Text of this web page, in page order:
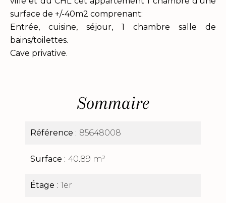
surface de +/-40m2 comprenant:
Entrée, cuisine, séjour, 1 chambre salle de
bains/toilettes.
Cave privative.
Sommaire
Référence 85648008
Surface 40.89 m²
Étage 1er